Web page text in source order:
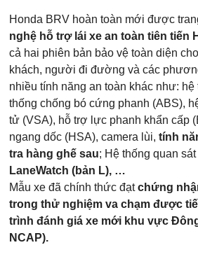
Honda BRV hoàn toàn mới được
nghệ hỗ trợ lái xe an toàn tiên tiến
cả hai phiên bản bảo vệ toàn diện
khách, người đi đường và các
nhiều tính năng an toàn khác như: hệ
thống chống bó cứng phanh (ABS),
tử (VSA), hỗ trợ lực phanh khẩn cấp
ngang dốc (HSA), camera lùi, tính
tra hàng ghế sau; Hệ thống quan
LaneWatch (bản L), …
Mẫu xe đã chính thức đạtchứng
trong thử nghiệm va chạm được
trình đánh giá xe mới khu vực
NCAP).
Các trường được
Loại xe muốn báo giá*
Họ Tên*
Điện thoại di động